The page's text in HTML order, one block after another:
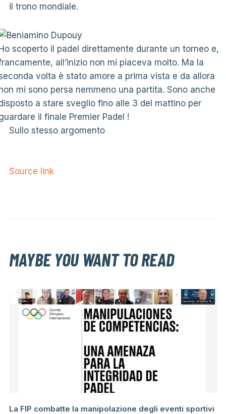
il trono mondiale.
scoperto il padel direttamente durante un torneo e,
all’inizio non mi piaceva molto. Ma la
volta è stato amore a prima vista e da allora
mi sono persa nemmeno una partita. Sono anche
a stare sveglio fino alle 3 del mattino per
il finale Premier Padel !
Sullo stesso argomento
Source link
MAYBE YOU WANT TO READ
La FIP combatte la manipolazione degli eventi sportivi